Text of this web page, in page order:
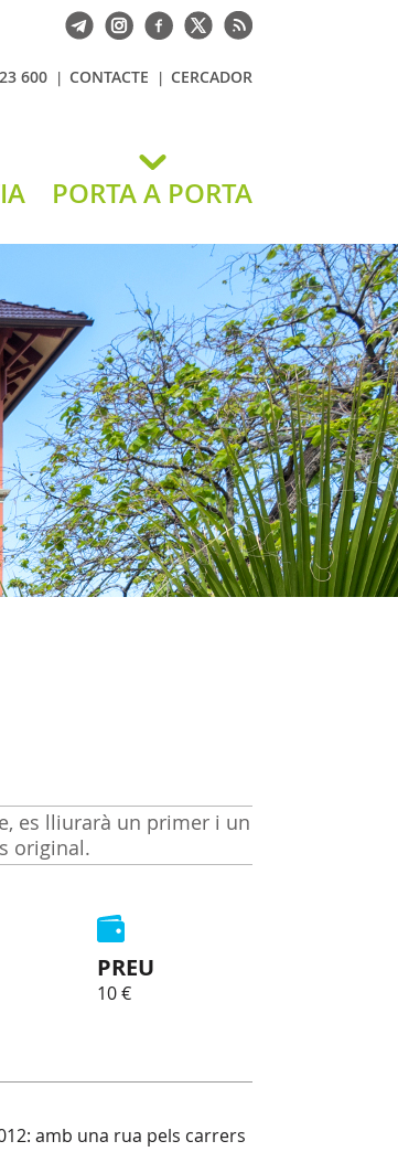
600 CONTACTE CERCADOR
PORTA A PORTA
es lliurarà un primer i un
original.
PREU
10 €
amb una rua pels carrers